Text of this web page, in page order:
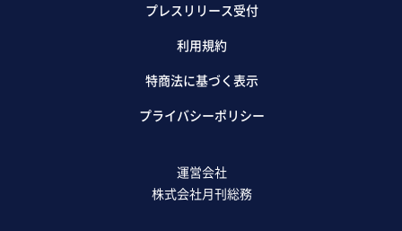
プレスリリース受付
利用規約
特商法に基づく表示
プライバシーポリシー
運営会社
株式会社月刊総務